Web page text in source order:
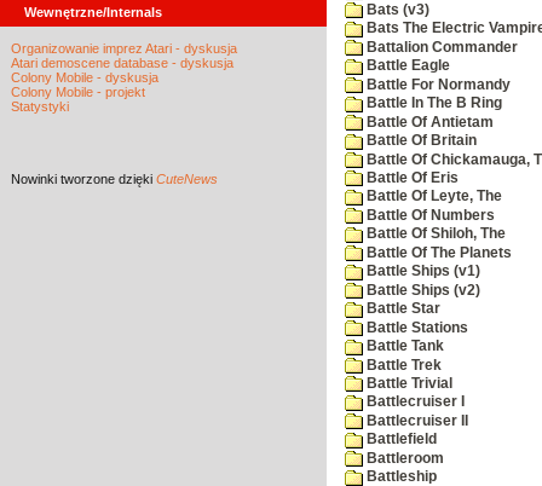
Wewnętrzne/Internals
Organizowanie imprez Atari - dyskusja
Atari demoscene database - dyskusja
Colony Mobile - dyskusja
Colony Mobile - projekt
Statystyki
Nowinki tworzone dzięki CuteNews
Bats (v3)
Bats The Electric
Battalion Commander
Battle Eagle
Battle For Normandy
Battle In The B Ring
Battle Of Antietam
Battle Of Britain
Battle Of Chickamauga,
Battle Of Eris
Battle Of Leyte, The
Battle Of Numbers
Battle Of Shiloh, The
Battle Of The Planets
Battle Ships (v1)
Battle Ships (v2)
Battle Star
Battle Stations
Battle Tank
Battle Trek
Battle Trivial
Battlecruiser I
Battlecruiser II
Battlefield
Battleroom
Battleship